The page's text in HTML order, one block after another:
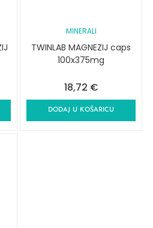
MINERALI
TWINLAB MAGNEZIJ caps
100x375mg
18,72 €
DODAJ U KOŠARICU